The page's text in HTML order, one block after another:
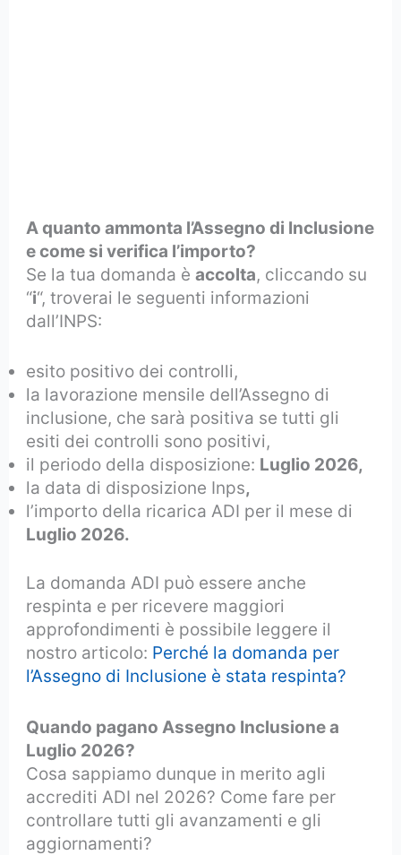
A quanto ammonta l’Assegno di Inclusione
e come si verifica l’importo?
Se la tua domanda èaccolta, cliccando su
“i“, troverai le seguenti informazioni
dall’INPS:
esito positivo dei controlli,
la lavorazione mensile dell’Assegno di
inclusione, che sarà positiva se tutti gli
esiti dei controlli sono positivi,
il periodo della disposizione: Luglio 2026,
la data di disposizione Inps,
l’importo della ricarica ADI per il mese di
Luglio 2026.
La domanda ADI può essere anche
respinta e per ricevere maggiori
approfondimenti è possibile leggere il
nostro articolo: Perché la domanda per
l’Assegno di Inclusione è stata respinta?
Quando pagano Assegno Inclusione a
Luglio 2026?
Cosa sappiamo dunque in merito agli
accrediti ADI nel 2026? Come fare per
controllare tutti gli avanzamenti e gli
aggiornamenti?